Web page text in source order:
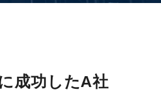
成功したA社